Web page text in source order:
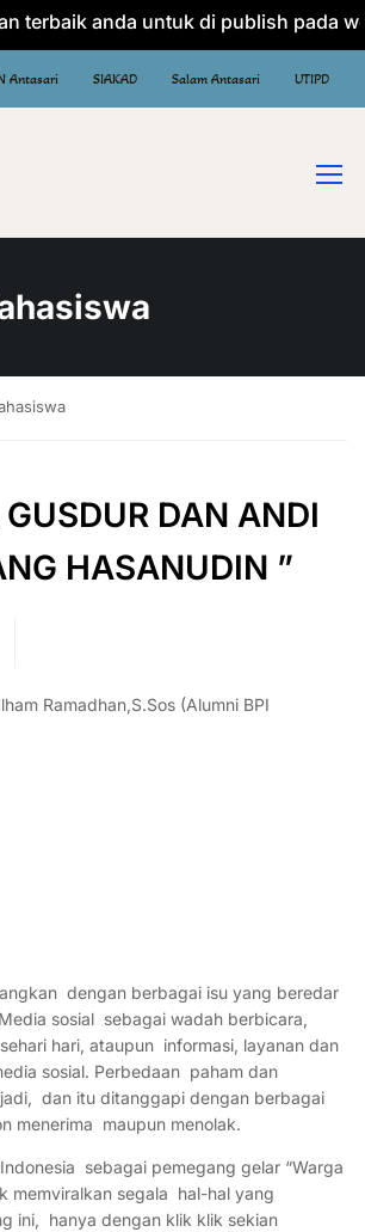
anda untuk di publish pada
Antasari SIAKAD Salam Antasari UTIPD
DAN ANDI
HASANUDIN ”
Ramadhan,S.Sos (Alumni BPI
dengan berbagai isu yang beredar
sosial sebagai wadah berbicara,
hari, ataupun informasi, layanan dan
sosial. Perbedaan paham dan
dan itu ditanggapi dengan berbagai
menerima maupun menolak.
sebagai pemegang gelar “Warga
memviralkan segala hal-hal yang
ini, hanya dengan klik klik sekian